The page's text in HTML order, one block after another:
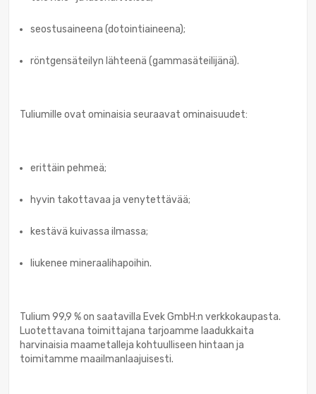
seostusaineena (dotointiaineena);
röntgensäteilyn lähteenä (gammasäteilijänä).
Tuliumille ovat ominaisia seuraavat ominaisuudet:
erittäin pehmeä;
hyvin takottavaa ja venytettävää;
kestävä kuivassa ilmassa;
liukenee mineraalihapoihin.
Tulium 99,9 % on saatavilla Evek GmbH:n verkkokaupasta.
Luotettavana toimittajana tarjoamme laadukkaita
harvinaisia maametalleja kohtuulliseen hintaan ja
toimitamme maailmanlaajuisesti.